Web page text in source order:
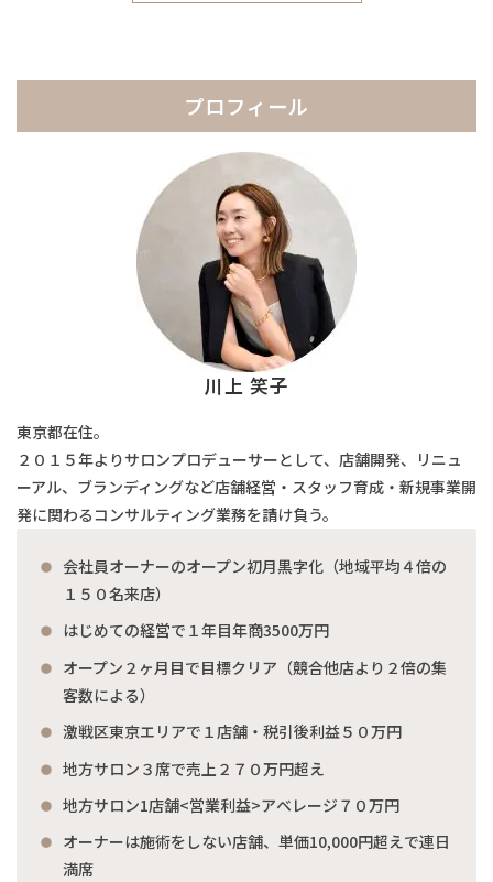
ブ
プロフィール
川上 笑子
東京都在住。
２０１５年よりサロンプロデューサーとして、店舗開発、リニュ
ーアル、ブランディングなど店舗経営・スタッフ育成・新規事業開
発に関わるコンサルティング業務を請け負う。
会社員オーナーのオープン初月黒字化（地域平均４倍の
１５０名来店）
はじめての経営で１年目年商3500万円
オープン２ヶ月目で目標クリア（競合他店より２倍の集
客数による）
激戦区東京エリアで１店舗・税引後利益５０万円
地方サロン３席で売上２７０万円超え
地方サロン1店舗<営業利益>アベレージ７０万円
オーナーは施術をしない店舗、単価10,000円超えで連日
満席